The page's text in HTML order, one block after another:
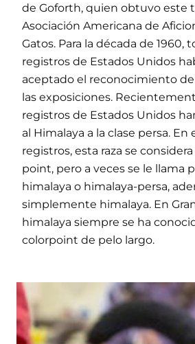
de Goforth, quien obtuvo este
Asociación Americana de
Gatos. Para la década de 1960,
registros de Estados Unidos
aceptado el reconocimiento
las exposiciones.
registros de Estados Unidos
al Himalaya a la clase persa. En
registros, esta raza se
point, pero a veces se le llama
himalaya o himalaya-persa,
simplemente himalaya. En
himalaya siempre se ha
colorpoint de pelo largo.